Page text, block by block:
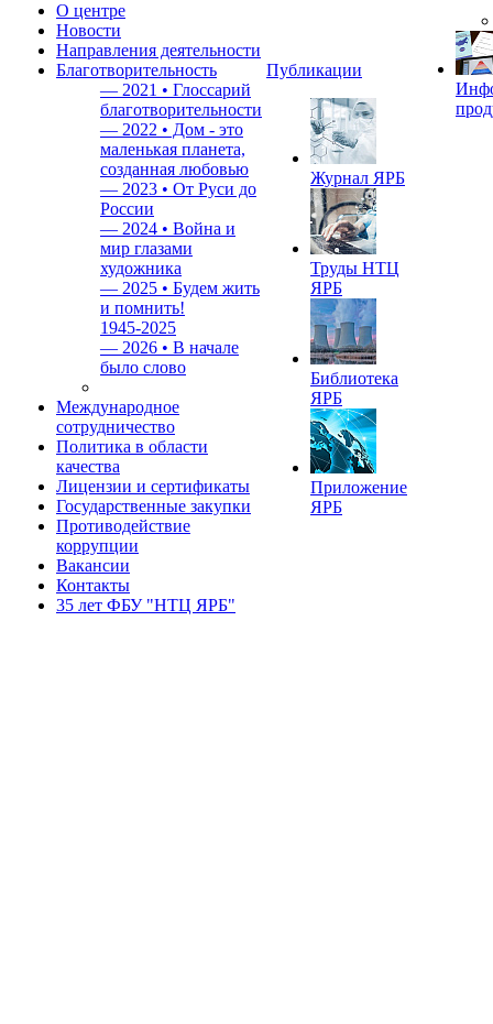
О центре
Новости
Направления деятельности
Благотворительность
— 2021 • Глоссарий
благотворительности
— 2022 • Дом - это
маленькая планета,
созданная любовью
— 2023 • От Руси до
России
— 2024 • Война и
мир глазами
художника
— 2025 • Будем жить
и помнить!
1945-2025
— 2026 • В начале
было слово
Международное
сотрудничество
Политика в области
качества
Лицензии и сертификаты
Государственные закупки
Противодействие
коррупции
Вакансии
Контакты
35 лет ФБУ "НТЦ ЯРБ"
Публикации
Журнал ЯРБ
Труды НТЦ
ЯРБ
Библиотека
ЯРБ
Приложение
ЯРБ